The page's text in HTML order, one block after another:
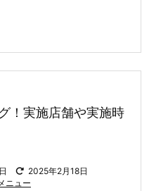
！実施店舗や実施時
2025年2月18日
ニュー